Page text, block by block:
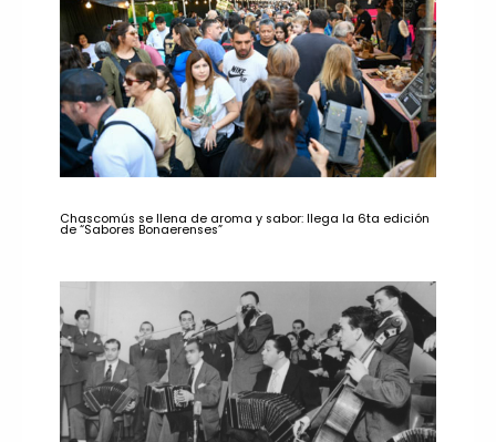
Chascomús se llena de aroma y sabor: llega la 6ta edición
de “Sabores Bonaerenses”